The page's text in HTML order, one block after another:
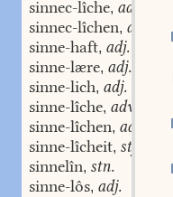
sinnec-lîche, adv.
sinnec-lîchen, adv.
sinne-haft, adj.
sinne-lære, adj.
sinne-lich, adj.
sinne-lîche, adv.
sinne-lîchen, adv.
sinne-lîcheit, stf.
sinnelîn, stn.
sinne-lôs, adj.